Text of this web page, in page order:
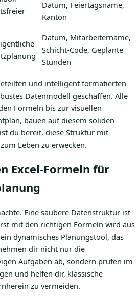
Datum, Feiertagsname,
Kanton
Datum, Mitarbeitername,
Schicht-Code, Geplante
Stunden
und intelligent formatierten
Datenmodell geschaffen. Alle
Formeln bis zur visuellen
bauen auf diesem soliden
du bereit, diese Struktur mit
Leben zu erwecken.
Excel-Formeln für
Eine saubere Datenstruktur ist
mit den richtigen Formeln wird aus
dynamisches Planungstool, das
dir nicht nur die
Aufgaben ab, sondern prüfen im
und helfen dir, klassische
zu vermeiden.